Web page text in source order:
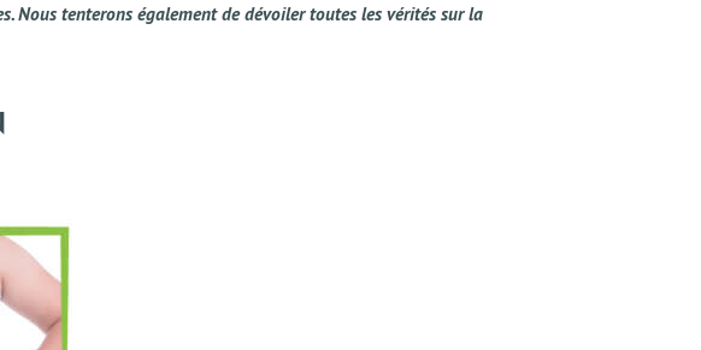
Nous tenterons également de dévoiler toutes les vérités sur la